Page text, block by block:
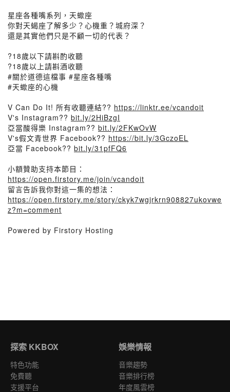
星座各種嘴系列，天蠍座
你對天蝎座了解多少？心機重？城府深？
還是其實他們只是不顧一切的代表？
?18歲以下請斟酌收聽
?18歲以上請斟酒收聽
#關於道德這檔事 #星座各種嘴
#天蠍座的心機
V Can Do It! 所有收聽連結?? https://linktr.ee/vcandoit
V's Instagram?? bit.ly/2HiBzgI
亞當酸得樂 Instagram?? bit.ly/2FKwOvW
V's假文青世界 Facebook?? https://bit.ly/3GczoEL
亞當 Facebook?? bit.ly/31pfFQ6
小額贊助支持本節目：
https://open.firstory.me/join/vcandoit
留言告訴我你對這一集的想法：
https://open.firstory.me/story/ckyk7wgjrkrn908827ukovwe
z?m=comment
Powered by Firstory Hosting
探索 KKBOX
特色功能
免費聽
支援平台
娛樂情報
音樂趨勢
音樂排行榜
年度風雲榜